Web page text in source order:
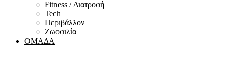
Fitness / Διατροφή
Tech
Περιβάλλον
Ζωοφιλία
ΟΜΑΔΑ